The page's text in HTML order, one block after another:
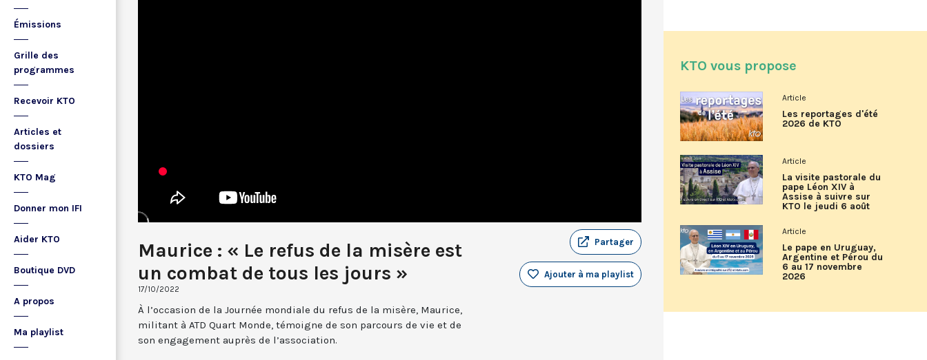
Émissions
Grille des
programmes
Recevoir KTO
Articles et
dossiers
KTO Mag
Donner mon IFI
Aider KTO
Boutique DVD
A propos
Ma playlist
Maurice : « Le refus de la misère est
un combat de tous les jours »
17/10/2022
Partager
Ajouter à ma playlist
À l’occasion de la Journée mondiale du refus de la misère, Maurice,
militant à ATD Quart Monde, témoigne de son parcours de vie et de
son engagement auprès de l’association.
KTO vous propose
Article
Les reportages d'été
2026 de KTO
Article
La visite pastorale du
pape Léon XIV à
Assise à suivre sur
KTO le jeudi 6 août
Article
Le pape en Uruguay,
Argentine et Pérou du
6 au 17 novembre
2026